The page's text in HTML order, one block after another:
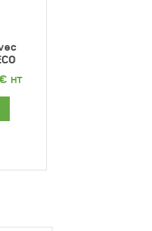
Plage